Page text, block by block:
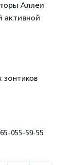
Аллеи
активной
зонтиков
055-59-55